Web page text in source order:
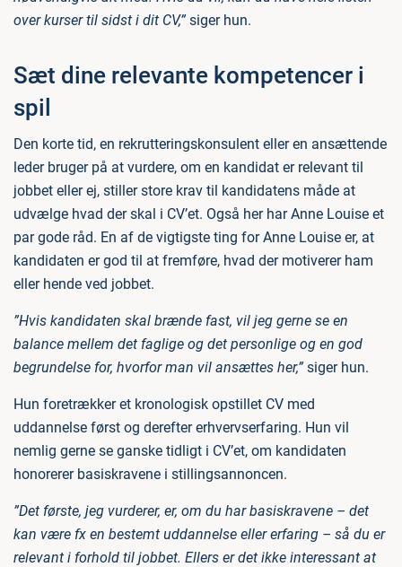
over kurser til sidst i dit CV,”siger hun.
Sæt dine relevante kompetencer i
spil
Den korte tid, en rekrutteringskonsulent eller en ansættende
leder bruger på at vurdere, om en kandidat er relevant til
jobbet eller ej, stiller store krav til kandidatens måde at
udvælge hvad der skal i CV’et. Også her har Anne Louise et
par gode råd. En af de vigtigste ting for Anne Louise er, at
kandidaten er god til at fremføre, hvad der motiverer ham
eller hende ved jobbet.
”Hvis kandidaten skal brænde fast, vil jeg gerne se en
balance mellem det faglige og det personlige og en god
begrundelse for, hvorfor man vil ansættes her,”siger hun.
Hun foretrækker et kronologisk opstillet CV med
uddannelse først og derefter erhvervserfaring. Hun vil
nemlig gerne se ganske tidligt i CV’et, om kandidaten
honorerer basiskravene i stillingsannoncen.
”Det første, jeg vurderer, er, om du har basiskravene – det
kan være fx en bestemt uddannelse eller erfaring – så du er
relevant i forhold til jobbet. Ellers er det ikke interessant at